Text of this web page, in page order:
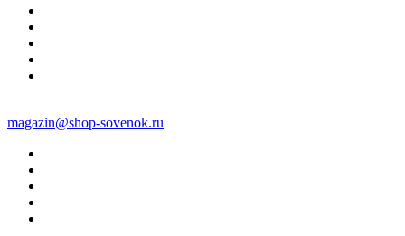
magazin@shop-sovenok.ru